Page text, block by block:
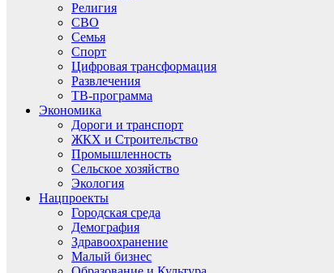
Религия
СВО
Семья
Спорт
Цифровая трансформация
Развлечения
ТВ-программа
Экономика
Дороги и транспорт
ЖКХ и Строительство
Промышленность
Сельское хозяйство
Экология
Нацпроекты
Городская среда
Демография
Здравоохранение
Малый бизнес